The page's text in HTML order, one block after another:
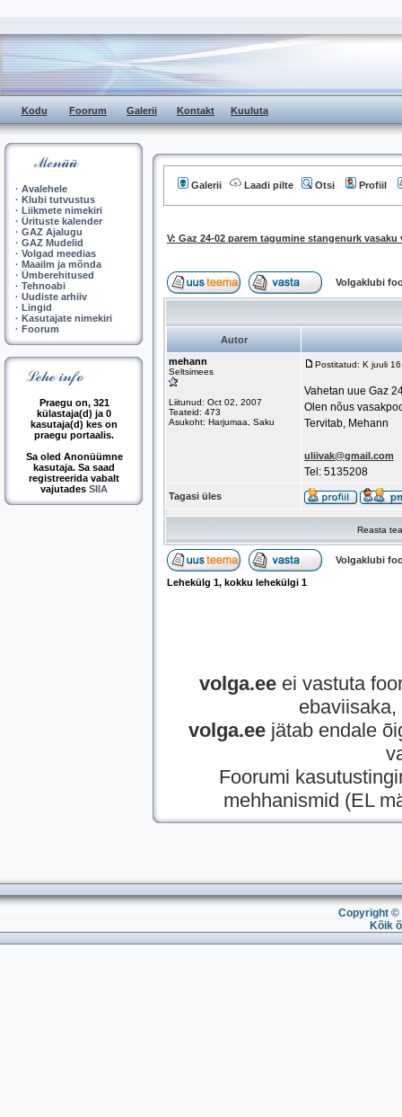
Kodu Foorum Galerii Kontakt Kuuluta
· Avalehele
· Klubi tutvustus
· Liikmete nimekiri
· Ürituste kalender
· GAZ Ajalugu
· GAZ Mudelid
· Volgad meedias
· Maailm ja mõnda
· Ümberehitused
· Tehnoabi
· Uudiste arhiiv
· Lingid
· Kasutajate nimekiri
· Foorum
Praegu on, 321
külastaja(d) ja 0
kasutaja(d) kes on
praegu portaalis.
Sa oled Anonüümne
kasutaja. Sa saad
registreerida vabalt
vajutades SIIA
Galerii Laadi pilte Otsi Profiil
V: Gaz 24-02 parem tagumine stangenurk vasaku
Volgaklubi
Autor
mehann
Seltsimees
Liitunud: Oct 02, 2007
Teateid: 473
Asukoht: Harjumaa, Saku
Postitatud: K juuli
Vahetan uue Gaz
Olen nõus
Tervitab, Mehann
uliivak@gmail.com
Tel: 5135208
Tagasi üles
Reasta
Volgaklubi
Lehekülg 1, kokku lehekülgi 1
volga.eeei vastuta
volga.ee jätab endale
Foorumi
mehhanismid (EL
Copyright ©
Kõik